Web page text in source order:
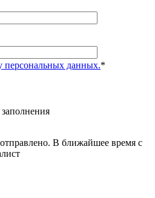
персональных данных.*
В ближайшее время с